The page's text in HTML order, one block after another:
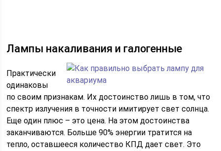
Лампы накаливания и галогенные
Практически
одинаковы
по своим признакам. Их достоинство лишь в том, что
спектр излучения в точности имитирует свет солнца.
Еще один плюс – это цена. На этом достоинства
заканчиваются. Больше 90% энергии тратится на
тепло, оставшееся количество КПД дает свет. Это